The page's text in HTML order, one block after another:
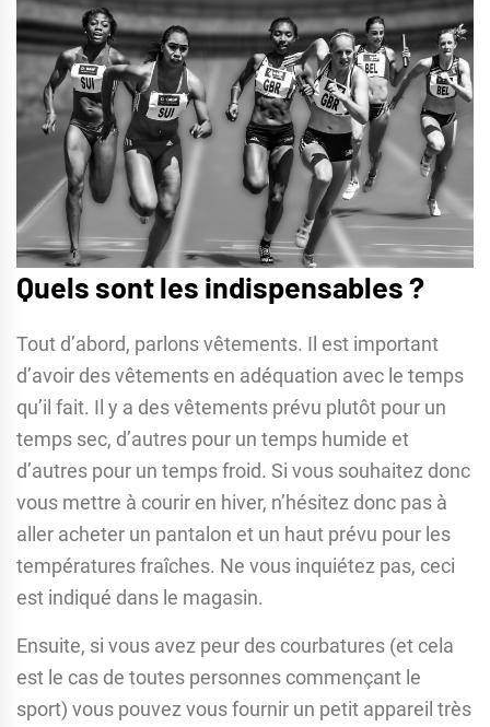
Quels sont les indispensables ?
Tout d’abord, parlons vêtements. Il est important
d’avoir des vêtements en adéquation avec le temps
qu’il fait. Il y a des vêtements prévu plutôt pour un
temps sec, d’autres pour un temps humide et
d’autres pour un temps froid. Si vous souhaitez donc
vous mettre à courir en hiver, n’hésitez donc pas à
aller acheter un pantalon et un haut prévu pour les
températures fraîches. Ne vous inquiétez pas, ceci
est indiqué dans le magasin.
Ensuite, si vous avez peur des courbatures (et cela
est le cas de toutes personnes commençant le
sport) vous pouvez vous fournir un petit appareil très